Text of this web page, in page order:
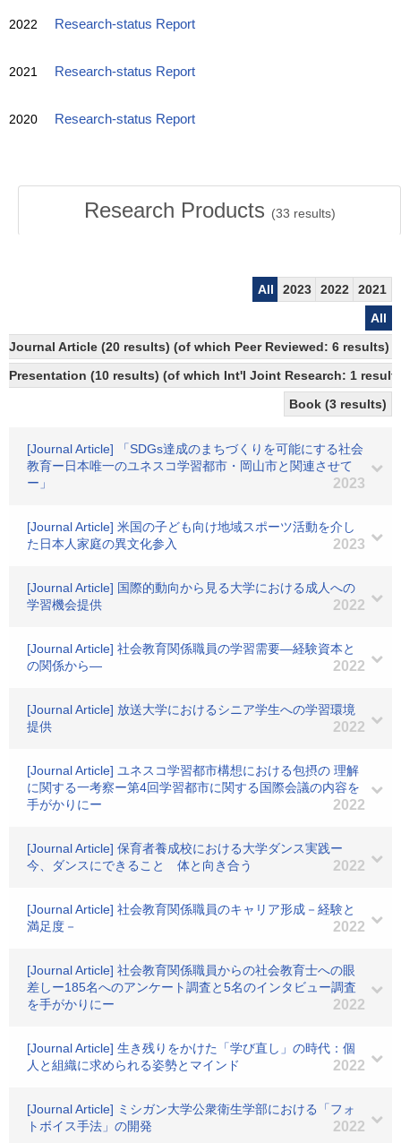
2022 Research-status Report
2021 Research-status Report
2020 Research-status Report
Research Products (33 results)
All 2023 2022
2021
All
Journal Article (20 results) (of which Peer Reviewed: 6 results)
Presentation (10 results) (of which Int'l Joint Research: 1
Book (3 results)
[Journal Article] 「SDGs達成のまちづくりを可能にする社会
教育ー日本唯一のユネスコ学習都市・岡山市と関連させて
ー」
2023
[Journal Article] 米国の子ども向け地域スポーツ活動を介し
た日本人家庭の異文化参入
2023
[Journal Article] 国際的動向から見る大学における成人への
学習機会提供
2022
[Journal Article] 社会教育関係職員の学習需要―経験資本と
の関係から―
2022
[Journal Article] 放送大学におけるシニア学生への学習環境
提供
2022
[Journal Article] ユネスコ学習都市構想における包摂の 理解
に関する一考察ー第4回学習都市に関する国際会議の内容を
手がかりにー
2022
[Journal Article] 保育者養成校における大学ダンス実践ー
今、ダンスにできること 体と向き合う
2022
[Journal Article] 社会教育関係職員のキャリア形成－経験と
満足度－
2022
[Journal Article] 社会教育関係職員からの社会教育士への眼
差しー185名へのアンケート調査と5名のインタビュー調査
を手がかりにー
2022
[Journal Article] 生き残りをかけた「学び直し」の時代：個
人と組織に求められる姿勢とマインド
2022
[Journal Article] ミシガン大学公衆衛生学部における「フォ
トボイス手法」の開発
2022